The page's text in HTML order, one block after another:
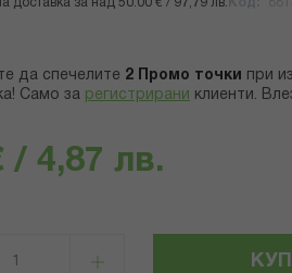
доставка за над 50.00 € / 97,79 лв.
да спечелите 2 Промо точки
при
Само за регистрирани клиенти.
/ 4,87 лв.